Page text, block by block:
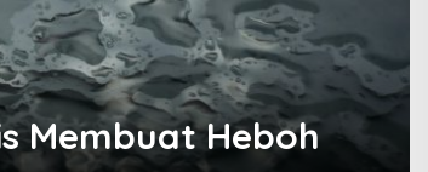
Membuat Heboh